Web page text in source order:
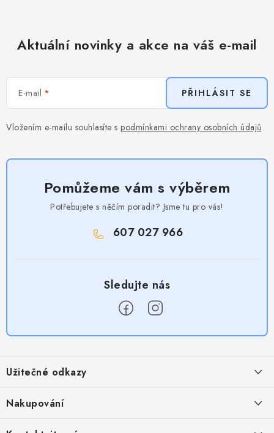
Aktuální novinky a akce na váš e-mail
E-mail
Vložením e-mailu souhlasíte s podmínkami ochrany osobních údajů
PŘIHLÁSIT SE
Pomůžeme vám s výběrem
Potřebujete s něčím poradit? Jsme tu pro vás!
607 027 966
p
a
Užitečné odkazy
Nakupování